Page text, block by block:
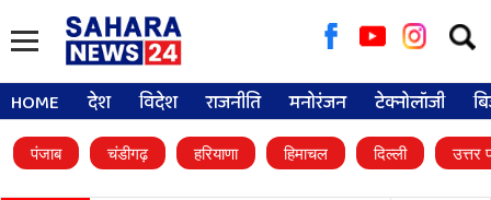
for:
HOME देश विदेश राजनीति मनोरंजन टेक्नोलॉजी
पंजाब चंडीगढ़ हरियाणा हिमाचल दिल्ली उत्तर